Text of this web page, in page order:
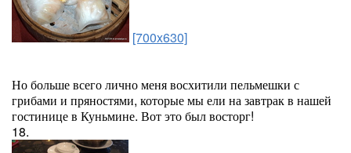
[700x630]
Но больше всего лично меня восхитили пельмешки с
грибами и пряностями, которые мы ели на завтрак в нашей
гостинице в Куньмине. Вот это был восторг!
18.